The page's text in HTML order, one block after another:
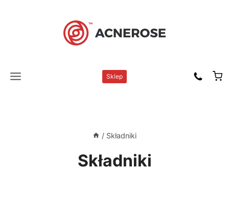
Sklep
/ Składniki
Składniki